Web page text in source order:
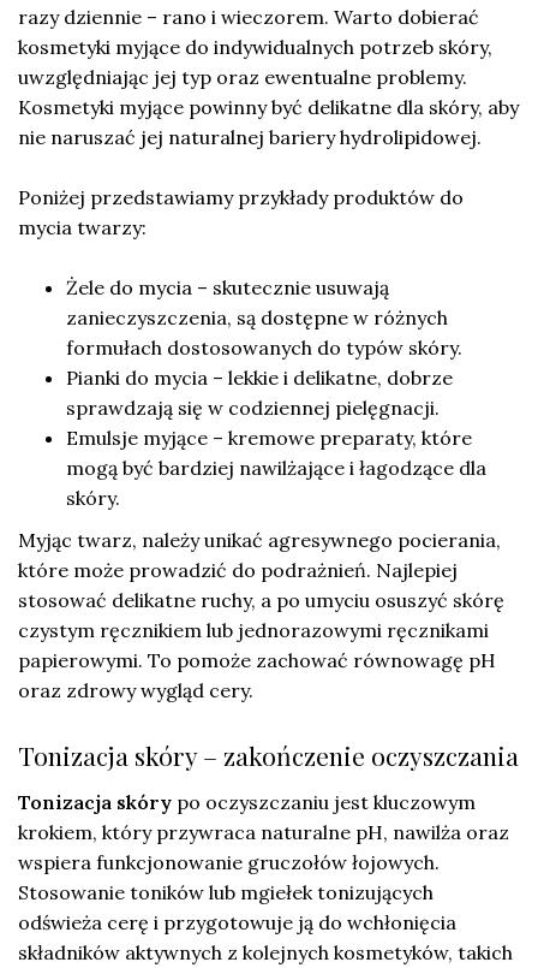
razy dziennie – rano i wieczorem. Warto dobierać
kosmetyki myjące do indywidualnych potrzeb skóry,
uwzględniając jej typ oraz ewentualne problemy.
Kosmetyki myjące powinny być delikatne dla skóry, aby
nie naruszać jej naturalnej bariery hydrolipidowej.
Poniżej przedstawiamy przykłady produktów do
mycia twarzy:
Żele do mycia – skutecznie usuwają
zanieczyszczenia, są dostępne w różnych
formułach dostosowanych do typów skóry.
Pianki do mycia – lekkie i delikatne, dobrze
sprawdzają się w codziennej pielęgnacji.
Emulsje myjące – kremowe preparaty, które
mogą być bardziej nawilżające i łagodzące dla
skóry.
Myjąc twarz, należy unikać agresywnego pocierania,
które może prowadzić do podrażnień. Najlepiej
stosować delikatne ruchy, a po umyciu osuszyć skórę
czystym ręcznikiem lub jednorazowymi ręcznikami
papierowymi. To pomoże zachować równowagę pH
oraz zdrowy wygląd cery.
Tonizacja skóry – zakończenie oczyszczania
Tonizacja skóry po oczyszczaniu jest kluczowym
krokiem, który przywraca naturalne pH, nawilża oraz
wspiera funkcjonowanie gruczołów łojowych.
Stosowanie toników lub mgiełek tonizujących
odświeża cerę i przygotowuje ją do wchłonięcia
składników aktywnych z kolejnych kosmetyków, takich